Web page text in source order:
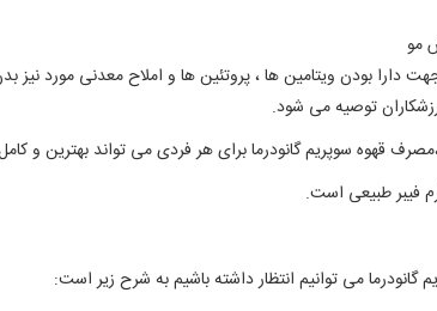
مو
دارا بودن ویتامین ها ، پروتئین ها و املاح معدنی مورد
توصیه می شود.
قهوه سوپریم گانودرما برای هر فردی می تواند بهترین و
گانودرما می توانیم انتظار داشته باشیم به شرح زیر است: